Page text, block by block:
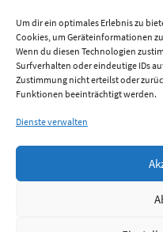
Um dir ein optimales Erlebnis zu
Cookies, um Geräteinformationen
Wenn du diesen Technologien
Surfverhalten oder eindeutige IDs
Zustimmung nicht erteilst oder
Funktionen beeinträchtigt werden.
Dienste verwalten